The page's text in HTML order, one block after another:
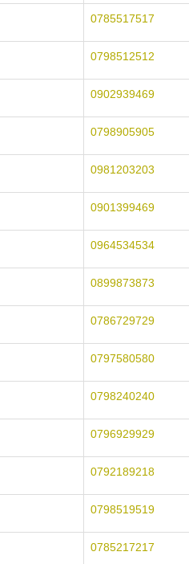
0785517517
0798512512
0902939469
0798905905
0981203203
0901399469
0964534534
0899873873
0786729729
0797580580
0798240240
0796929929
0792189218
0798519519
0785217217